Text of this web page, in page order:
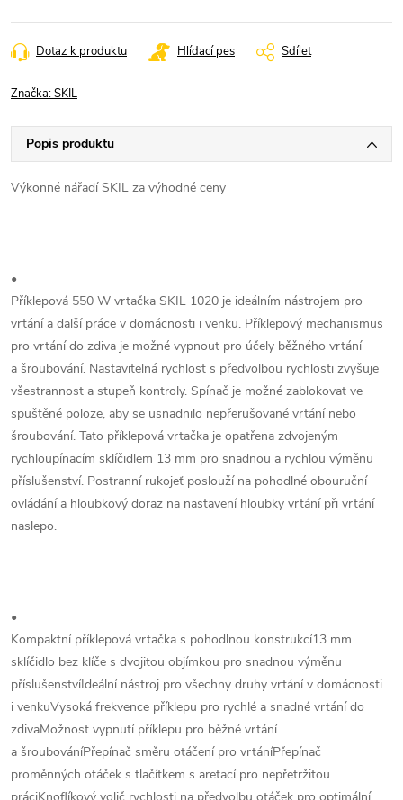
Dotaz k produktu Hlídací pes Sdílet
Značka:SKIL
Popis produktu
Výkonné nářadí SKIL za výhodné ceny
•
Příklepová 550 W vrtačka SKIL 1020 je ideálním nástrojem pro
vrtání a další práce v domácnosti i venku. Příklepový mechanismus
pro vrtání do zdiva je možné vypnout pro účely běžného vrtání
a šroubování. Nastavitelná rychlost s předvolbou rychlosti zvyšuje
všestrannost a stupeň kontroly. Spínač je možné zablokovat ve
spuštěné poloze, aby se usnadnilo nepřerušované vrtání nebo
šroubování. Tato příklepová vrtačka je opatřena zdvojeným
rychloupínacím sklíčidlem 13 mm pro snadnou a rychlou výměnu
příslušenství. Postranní rukojeť poslouží na pohodlné obouruční
ovládání a hloubkový doraz na nastavení hloubky vrtání při vrtání
naslepo.
•
Kompaktní příklepová vrtačka s pohodlnou konstrukcí13 mm
sklíčidlo bez klíče s dvojitou objímkou pro snadnou výměnu
příslušenstvíIdeální nástroj pro všechny druhy vrtání v domácnosti
i venkuVysoká frekvence příklepu pro rychlé a snadné vrtání do
zdivaMožnost vypnutí příklepu pro běžné vrtání
a šroubováníPřepínač směru otáčení pro vrtáníPřepínač
proměnných otáček s tlačítkem s aretací pro nepřetržitou